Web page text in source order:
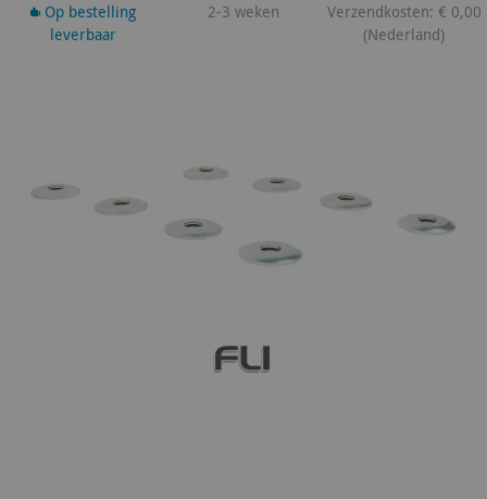
Op bestelling
leverbaar
2-3 weken
Verzendkosten: € 0,00
(Nederland)